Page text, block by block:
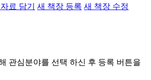
료 담기 새 책장 등록 새 책장 수정
관심분야를 선택 하신 후 등록 버튼을